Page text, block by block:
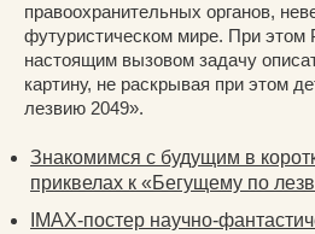
правоохранительных органов,
футуристическом мире. При этом
настоящим вызовом задачу
картину, не раскрывая при этом
лезвию 2049».
Знакомимся с будущим в
приквелах к «Бегущему по
IMAX-постер научно-